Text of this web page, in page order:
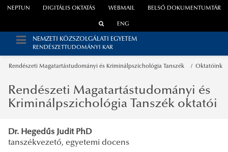
WEBMAIL
NEPTUN DIGITÁLIS OKTATÁS BELSŐ DOKUMENTUMTÁR
ENG
NEMZETI KÖZSZOLGÁLATI EGYETEM
RENDÉSZETTUDOMÁNYI KAR
Rendészeti Magatartástudományi és Kriminálpszichológia Tanszék Oktatóink
Rendészeti Magatartástudományi és
Kriminálpszichológia Tanszék oktatói
Dr. Hegedűs Judit PhD
tanszékvezető, egyetemi docens